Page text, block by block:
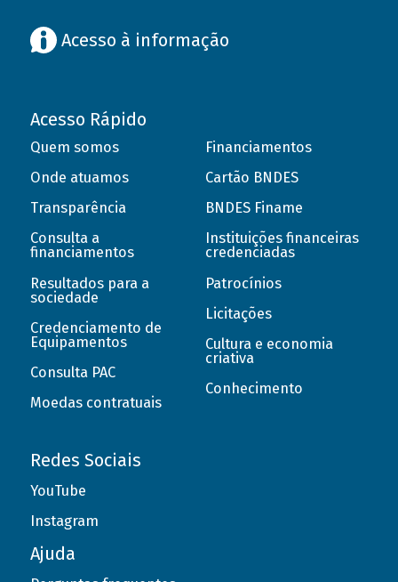
Acesso à informação
Acesso Rápido
Quem somos
Onde atuamos
Transparência
Consulta a
financiamentos
Resultados para a
sociedade
Credenciamento de
Equipamentos
Consulta PAC
Moedas contratuais
Financiamentos
Cartão BNDES
BNDES Finame
Instituições financeiras
credenciadas
Patrocínios
Licitações
Cultura e economia
criativa
Conhecimento
Redes Sociais
YouTube
Instagram
Ajuda